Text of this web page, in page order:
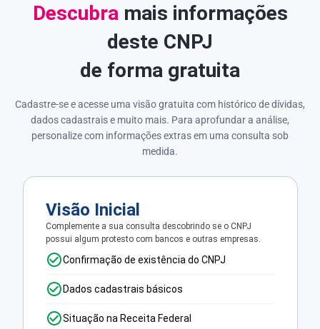
Descubramais informações
deste CNPJ
de forma gratuita
Cadastre-se e acesse uma visão gratuita com histórico de dívidas,
dados cadastrais e muito mais. Para aprofundar a análise,
personalize com informações extras em uma consulta sob
medida.
Visão Inicial
Complemente a sua consulta descobrindo se o CNPJ
possui algum protesto com bancos e outras empresas.
Confirmação de existência do CNPJ
Dados cadastrais básicos
Situação na Receita Federal